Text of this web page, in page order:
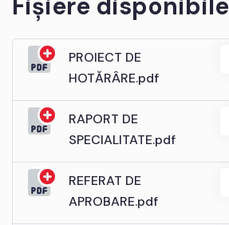
PROIECT DE
HOTĂRÂRE.pdf
RAPORT DE
SPECIALITATE.pdf
REFERAT DE
APROBARE.pdf